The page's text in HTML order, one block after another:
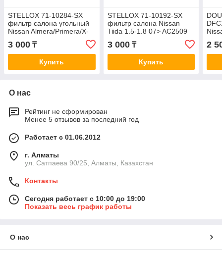
STELLOX 71-10284-SX
фильтр салона угольный
Nissan Almera/Primera/X-
Trail 00> AC201 AC3507
AC801
3 000 ₸
Купить
STELLOX 71-10192-SX
фильтр салона Nissan
Tiida 1.5-1.8 07> AC2509
3 000₸
Купить
2
О нас
Рейтинг не сформирован
Менее 5 отзывов за последний год
Работает с 01.06.2012
г. Алматы
ул. Сатпаева 90/25, Алматы, Казахстан
Контакты
Сегодня работает с 10:00 до 19:00
Показать весь график работы
О нас